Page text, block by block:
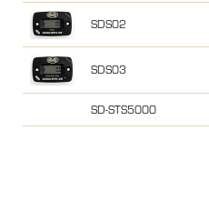
SDS02
SDS03
SD-STS5000